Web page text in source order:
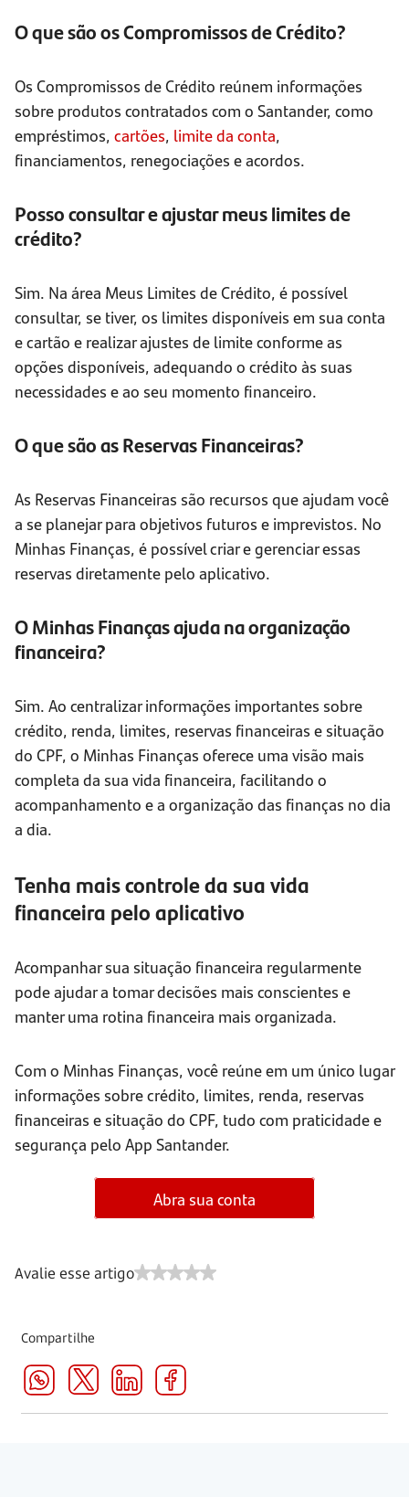
O que são os Compromissos de Crédito?
Os Compromissos de Crédito reúnem informações
sobre produtos contratados com o Santander, como
empréstimos, cartões, limite da conta,
financiamentos, renegociações e acordos.
Posso consultar e ajustar meus limites de
crédito?
Sim. Na área Meus Limites de Crédito, é possível
consultar, se tiver, os limites disponíveis em sua conta
e cartão e realizar ajustes de limite conforme as
opções disponíveis, adequando o crédito às suas
necessidades e ao seu momento financeiro.
O que são as Reservas Financeiras?
As Reservas Financeiras são recursos que ajudam você
a se planejar para objetivos futuros e imprevistos. No
Minhas Finanças, é possível criar e gerenciar essas
reservas diretamente pelo aplicativo.
O Minhas Finanças ajuda na organização
financeira?
Sim. Ao centralizar informações importantes sobre
crédito, renda, limites, reservas financeiras e situação
do CPF, o Minhas Finanças oferece uma visão mais
completa da sua vida financeira, facilitando o
acompanhamento e a organização das finanças no dia
a dia.
Tenha mais controle da sua vida
financeira pelo aplicativo
Acompanhar sua situação financeira regularmente
pode ajudar a tomar decisões mais conscientes e
manter uma rotina financeira mais organizada.
Com o Minhas Finanças, você reúne em um único lugar
informações sobre crédito, limites, renda, reservas
financeiras e situação do CPF, tudo com praticidade e
segurança pelo App Santander.
Abra sua conta
Avalie esse artigo
Compartilhe